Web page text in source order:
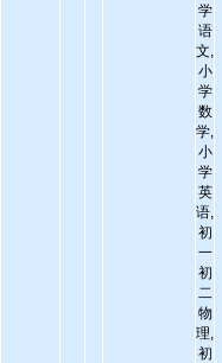
学
语
文,
小
学
数
学,
小
学
英
语,
初
一
初
二
物
理,
初